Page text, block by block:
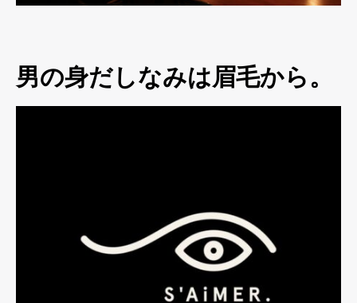
男の身だしなみは眉毛から。